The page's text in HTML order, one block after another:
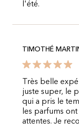
l'été.
TIMOTHÉ
Très belle
juste super, le
qui a pris le
les parfums
attentes. Je